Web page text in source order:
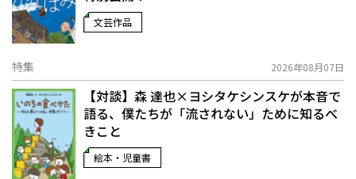
文芸作品
特集 2026年08月07日
【対談】森 達也×ヨシタケシンスケが本音で
語る、僕たちが「流されない」ために知るべ
きこと
絵本・児童書